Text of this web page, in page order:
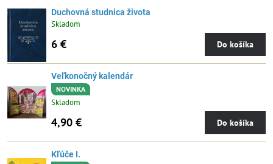
Duchovná studnica života
Skladom
6 € Do košíka
Veľkonočný kalendár
NOVINKA
Skladom
4,90 € Do košíka
Kľúče I.